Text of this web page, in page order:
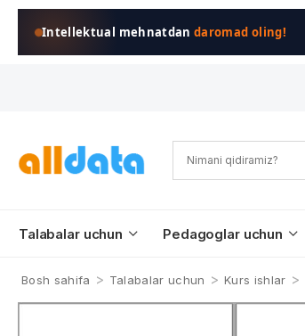
Intellektual mehnatdandaromad oling!
Talabalar uchun Pedagoglar uchun
Bosh sahifa > Talabalar uchun > Kurs ishlar >